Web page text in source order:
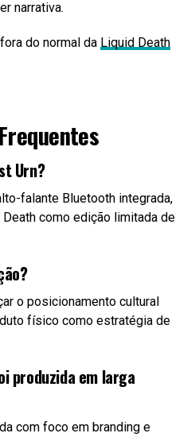
narrativa.
do normal da Liquid Death
Urn?
falante Bluetooth integrada,
como edição limitada de
o posicionamento cultural
físico como estratégia de
produzida em larga
com foco em branding e